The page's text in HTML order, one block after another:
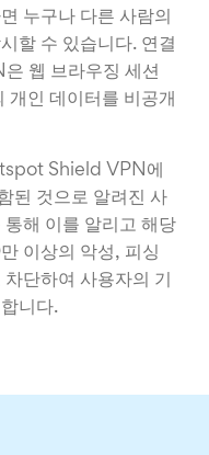
누구나 다른 사람의
할 수 있습니다. 연결
웹 브라우징 세션
개인 데이터를 비공개
Shield VPN에
된 것으로 알려진 사
해 이를 알리고 해당
이상의 악성, 피싱
단하여 사용자의 기
니다.